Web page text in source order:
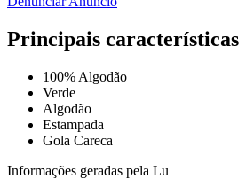
Principais características
100% Algodão
Verde
Algodão
Estampada
Gola Careca
Informações geradas pela Lu